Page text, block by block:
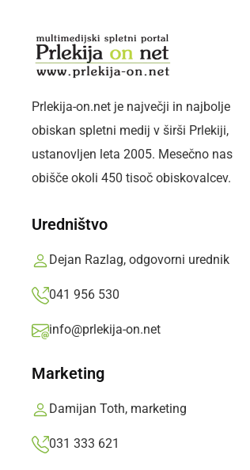
ČETRTEK, 6. AVGUST 2026 Sledite nam:
Prlekija-on.net je največji in najbolje
obiskan spletni medij v širši Prlekiji,
ustanovljen leta 2005. Mesečno nas
obišče okoli 450 tisoč obiskovalcev.
Uredništvo
Dejan Razlag, odgovorni urednik
041 956 530
info@prlekija-on.net
Marketing
Damijan Toth, marketing
031 333 621